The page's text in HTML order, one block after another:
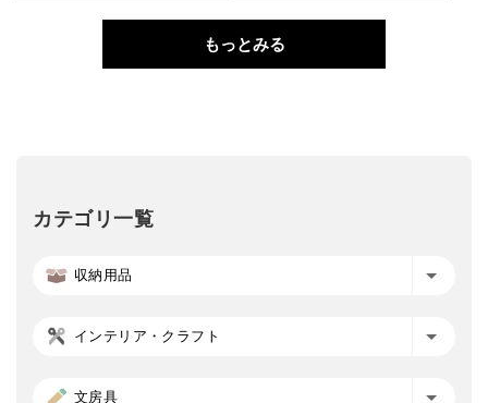
もっとみる
カテゴリ一覧
収納用品
インテリア・クラフト
文房具